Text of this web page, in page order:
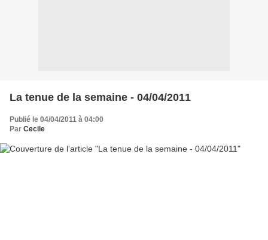
La tenue de la semaine - 04/04/2011
Publié le 04/04/2011 à 04:00
Par Cecile